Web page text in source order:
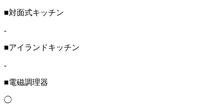
■対面式キッチン
-
■アイランドキッチン
-
■電磁調理器
◯